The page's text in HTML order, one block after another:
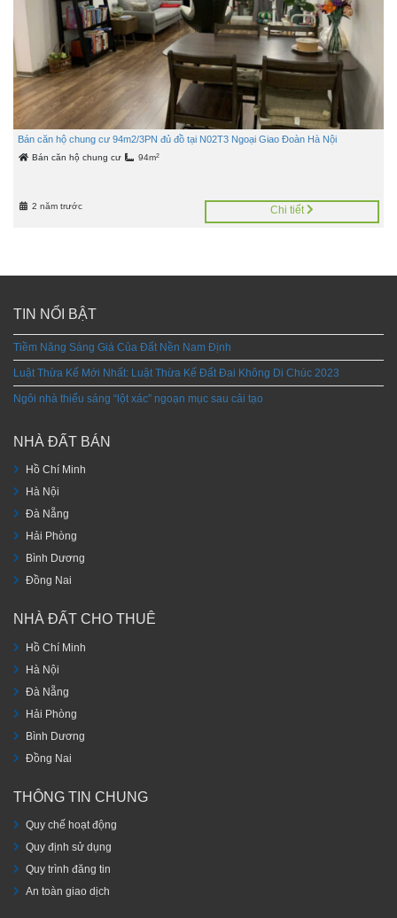
Bán căn hộ chung cư 94m2/3PN đủ đồ tại N02T3 Ngoại Giao Đoàn Hà Nội
Bán căn hộ chung cư 94m2
2 năm trước Chi tiết
TIN NỔI BẬT
Tiềm Năng Sáng Giá Của Đất Nền Nam Định
Luật Thừa Kế Mới Nhất: Luật Thừa Kế Đất Đai Không Di Chúc 2023
Ngôi nhà thiếu sáng “lột xác” ngoạn mục sau cải tạo
NHÀ ĐẤT BÁN
Hồ Chí Minh
Hà Nội
Đà Nẵng
Hải Phòng
Bình Dương
Đồng Nai
NHÀ ĐẤT CHO THUÊ
Hồ Chí Minh
Hà Nội
Đà Nẵng
Hải Phòng
Bình Dương
Đồng Nai
THÔNG TIN CHUNG
Quy chế hoạt động
Quy định sử dụng
Quy trình đăng tin
An toàn giao dịch